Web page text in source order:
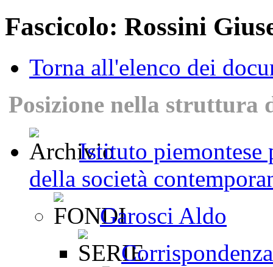
Fascicolo: Rossini
Torna all'elenco dei
Posizione nella struttura
Istituto piemontese
della società
Garosci Aldo
Corrispondenza